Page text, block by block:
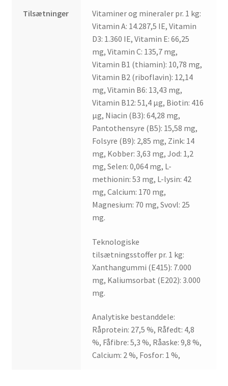
Tilsætninger
Vitaminer og mineraler pr. 1 kg:
Vitamin A: 14.287,5 IE, Vitamin
D3: 1.360 IE, Vitamin E: 66,25
mg, Vitamin C: 135,7 mg,
Vitamin B1 (thiamin): 10,78 mg,
Vitamin B2 (riboflavin): 12,14
mg, Vitamin B6: 13,43 mg,
Vitamin B12: 51,4 µg, Biotin: 416
µg, Niacin (B3): 64,28 mg,
Pantothensyre (B5): 15,58 mg,
Folsyre (B9): 2,85 mg, Zink: 14
mg, Kobber: 3,63 mg, Jod: 1,2
mg, Selen: 0,064 mg, L-
methionin: 53 mg, L-lysin: 42
mg, Calcium: 170 mg,
Magnesium: 70 mg, Svovl: 25
mg.
Teknologiske
tilsætningsstoffer pr. 1 kg:
Xanthangummi (E415): 7.000
mg, Kaliumsorbat (E202): 3.000
mg.
Analytiske bestanddele:
Råprotein: 27,5 %, Råfedt: 4,8
%, Fåfibre: 5,3 %, Råaske: 9,8 %,
Calcium: 2 %, Fosfor: 1 %,